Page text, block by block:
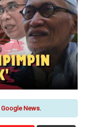
Google News.